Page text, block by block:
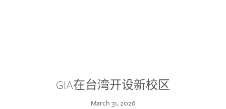
GIA在台湾开设新校区
March 31, 2026